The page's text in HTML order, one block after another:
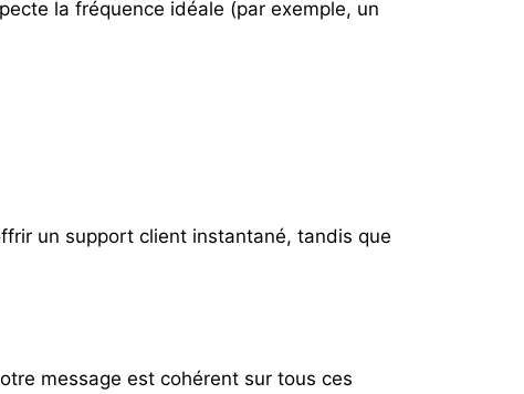
la fréquence idéale (par exemple, un
un support client instantané, tandis que
message est cohérent sur tous ces